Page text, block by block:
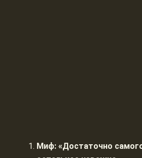
Миф: «Достаточно